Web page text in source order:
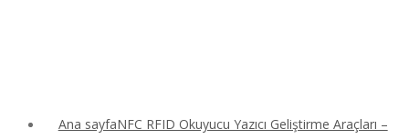
Ana sayfaNFC RFID Okuyucu Yazıcı Geliştirme Araçları –